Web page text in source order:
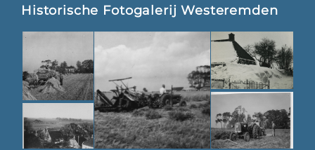
Historische Fotogalerij Westeremden